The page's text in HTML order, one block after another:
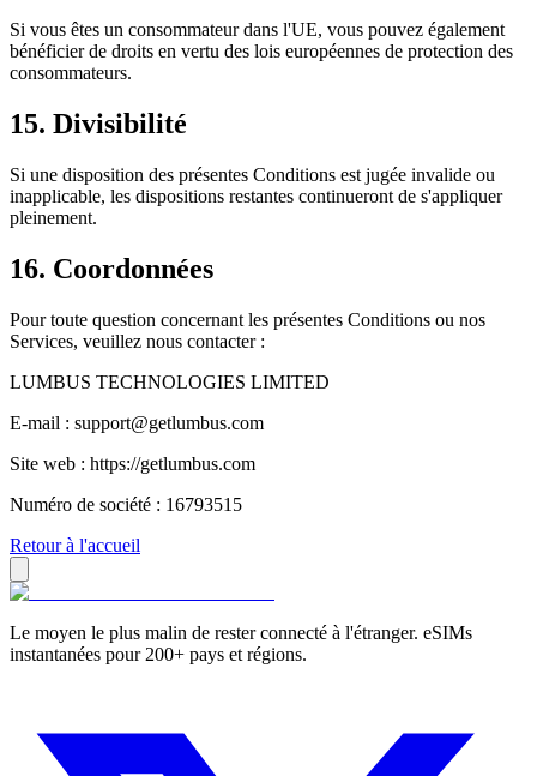
Si vous êtes un consommateur dans l'UE, vous pouvez également
bénéficier de droits en vertu des lois européennes de protection des
consommateurs.
15. Divisibilité
Si une disposition des présentes Conditions est jugée invalide ou
inapplicable, les dispositions restantes continueront de s'appliquer
pleinement.
16. Coordonnées
Pour toute question concernant les présentes Conditions ou nos
Services, veuillez nous contacter :
LUMBUS TECHNOLOGIES LIMITED
E-mail : support@getlumbus.com
Site web : https://getlumbus.com
Numéro de société : 16793515
Retour à l'accueil
Le moyen le plus malin de rester connecté à l'étranger. eSIMs
instantanées pour 200+ pays et régions.